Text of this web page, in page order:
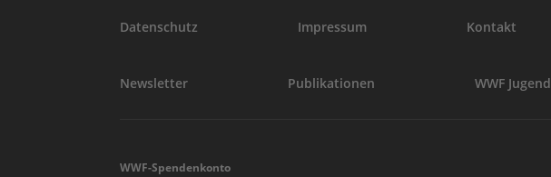
Datenschutz Impressum Kontakt
Newsletter Publikationen WWF Jugend
WWF-Spendenkonto